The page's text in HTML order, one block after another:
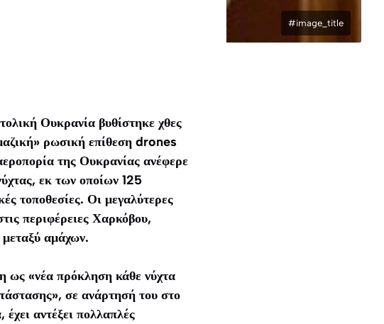
#image_title
Ουκρανία βυθίστηκε χθες
ρωσική επίθεση drones
της Ουκρανίας ανέφερε
εκ των οποίων 125
τοποθεσίες. Οι μεγαλύτερες
περιφέρειες Χαρκόβου,
μεταξύ αμάχων.
ως «νέα πρόκληση κάθε νύχτα
σε ανάρτησή του στο
αντέξει πολλαπλές